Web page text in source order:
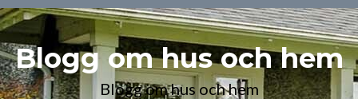
Blogg om hus och hem
Blogg om hus och hem